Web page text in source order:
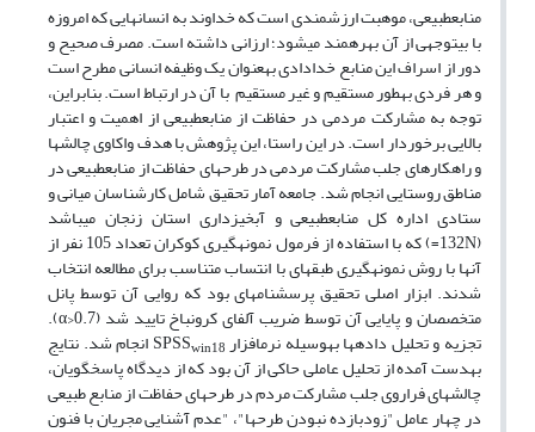
منابع­طبیعی، موهبت ارزشمندی است که خداوند به انسان‏هایی که امروزه
با بی‏توجهی از آن بهره‏مند می‏شود؛ ارزانی داشته است. مصرف صحیح و
دور از اسراف این منابع خدادادی به­عنوان یک وظیفه انسانی مطرح است
و هر فردی به­طور مستقیم و غیر مستقیم با آن در ارتباط است. بنابراین،
توجه به مشارکت مردمی در حفاظت از منابع­طبیعی از اهمیت و اعتبار
بالایی برخوردار است. در این راستا، این پژوهش با هدف واکاوی چالش‏ها
و راهکارهای جلب مشارکت مردمی در طرح­های حفاظت از منابع­طبیعی در
مناطق روستایی انجام شد. جامعه آمار تحقیق شامل کارشناسان میانی و
ستادی اداره کل منابع­­طبیعی و آبخیزداری استان زنجان می­باشد
(132N=) که با استفاده از فرمول نمونه­گیری کوکران تعداد 105 نفر از
آن‏ها با روش نمونه­گیری طبقه­ای با انتساب متناسب برای مطالعه انتخاب
شدند. ابزار اصلی تحقیق پرسشنامه‏ای بود که روایی آن توسط پانل
متخصصان و پایایی آن توسط ضریب آلفای کرونباخ تایید شد (α>0.7).
تجزیه و تحلیل داده‏ها به‏وسیله نرم‏افزار SPSS win18 انجام شد. نتایج
به­دست آمده از تحلیل عاملی حاکی از آن بود که از دیدگاه پاسخگویان،
چالش‏های فراروی جلب مشارکت مردم در طرح‏های حفاظت از منابع طبیعی
در چهار عامل "زودبازده نبودن طرح‏ها"، "عدم آشنایی مجریان با فنون